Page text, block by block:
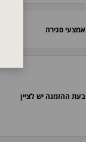
אמצעי סגירה
בעת ההזמנה יש לציין